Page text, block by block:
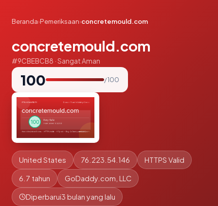
Beranda›Pemeriksaan›concretemould.com
concretemould.com
#9CBEBCB8 · Sangat Aman
100 / 100
United States 76.223.54.146 HTTPS Valid
6.7 tahun GoDaddy.com, LLC
Diperbarui3 bulan yang lalu